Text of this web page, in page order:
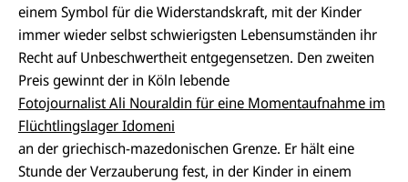
einem Symbol für die Widerstandskraft, mit der Kinder
immer wieder selbst schwierigsten Lebensumständen ihr
Recht auf Unbeschwertheit entgegensetzen. Den zweiten
Preis gewinnt der in Köln lebende
Fotojournalist Ali Nouraldin für eine Momentaufnahme im
Flüchtlingslager Idomeni
an der griechisch-mazedonischen Grenze. Er hält eine
Stunde der Verzauberung fest, in der Kinder in einem